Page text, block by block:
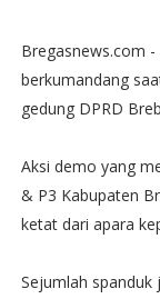
Bregasnews.com
berkumandang
gedung DPRD
Aksi demo yang
& P3 Kabupaten
ketat dari apara
Sejumlah